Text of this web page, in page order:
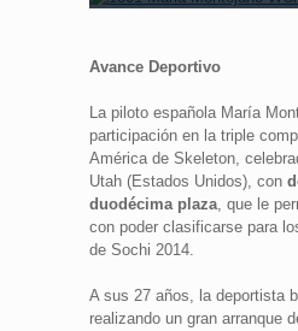
Avance Deportivo
La piloto española María
participación en la triple
América de Skeleton,
Utah (Estados Unidos), con
duodécima plaza, que le
con poder clasificarse para
de Sochi 2014.
A sus 27 años, la deportista
realizando un gran arranque